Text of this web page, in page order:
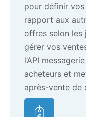
pour définir
rapport aux
offres selon les
gérer vos
l’API
acheteurs et
après-vente de